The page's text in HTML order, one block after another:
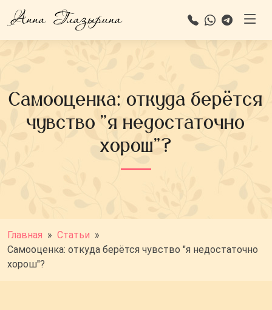
Самооценка: откуда берётся
чувство "я недостаточно
хорош"?
Главная » Статьи »
Самооценка: откуда берётся чувство "я недостаточно
хорош"?